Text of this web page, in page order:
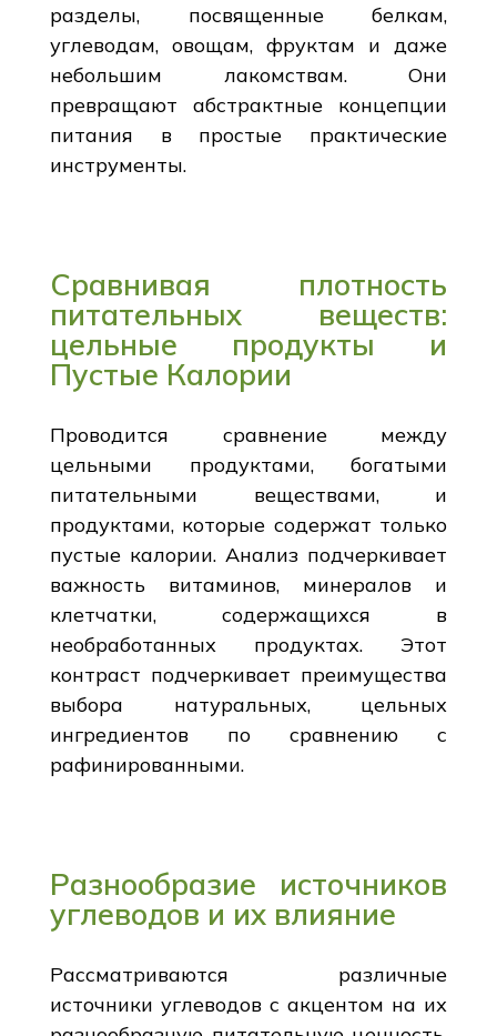
разделы, посвященные белкам,
углеводам, овощам, фруктам и даже
небольшим лакомствам. Они
превращают абстрактные концепции
питания в простые практические
инструменты.
Сравнивая плотность
питательных веществ:
цельные продукты и
Пустые Калории
Проводится сравнение между
цельными продуктами, богатыми
питательными веществами, и
продуктами, которые содержат только
пустые калории. Анализ подчеркивает
важность витаминов, минералов и
клетчатки, содержащихся в
необработанных продуктах. Этот
контраст подчеркивает преимущества
выбора натуральных, цельных
ингредиентов по сравнению с
рафинированными.
Разнообразие источников
углеводов и их влияние
Рассматриваются различные
источники углеводов с акцентом на их